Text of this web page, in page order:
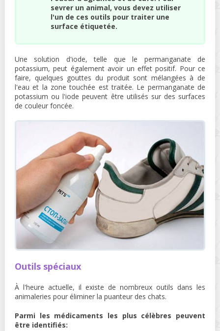
sevrer un animal, vous devez utiliser
l'un de ces outils pour traiter une
surface étiquetée.
Une solution d'iode, telle que le permanganate de
potassium, peut également avoir un effet positif. Pour ce
faire, quelques gouttes du produit sont mélangées à de
l'eau et la zone touchée est traitée. Le permanganate de
potassium ou l'iode peuvent être utilisés sur des surfaces
de couleur foncée.
Outils spéciaux
À l'heure actuelle, il existe de nombreux outils dans les
animaleries pour éliminer la puanteur des chats.
Parmi les médicaments les plus célèbres peuvent
être identifiés: